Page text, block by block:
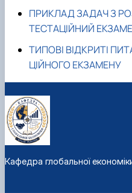
ПРИКЛАД ЗАДАЧ З
ТЕСТАЦІЙНИЙ
ТИПОВІ ВІДКРИТІ
ЦІЙНОГО ЕКЗАМЕНУ
Кафедра глобальної